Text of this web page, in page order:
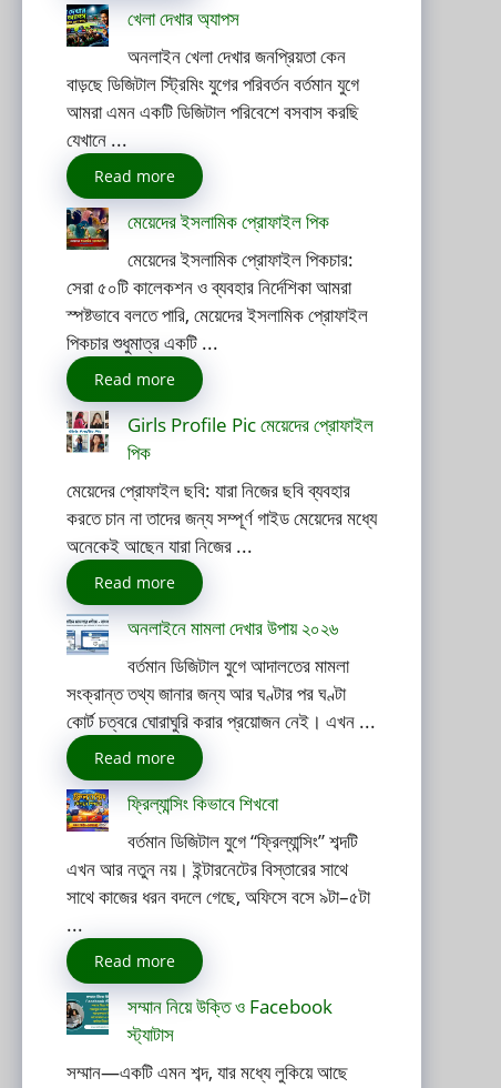
খেলা দেখার অ্যাপস
অনলাইন খেলা দেখার জনপ্রিয়তা কেন
বাড়ছে ডিজিটাল স্ট্রিমিং যুগের পরিবর্তন বর্তমান যুগে
আমরা এমন একটি ডিজিটাল পরিবেশে বসবাস করছি
যেখানে ...
Read more
মেয়েদের ইসলামিক প্রোফাইল পিক
মেয়েদের ইসলামিক প্রোফাইল পিকচার:
সেরা ৫০টি কালেকশন ও ব্যবহার নির্দেশিকা আমরা
স্পষ্টভাবে বলতে পারি, মেয়েদের ইসলামিক প্রোফাইল
পিকচার শুধুমাত্র একটি ...
Read more
Girls Profile Pic মেয়েদের প্রোফাইল
পিক
মেয়েদের প্রোফাইল ছবি: যারা নিজের ছবি ব্যবহার
করতে চান না তাদের জন্য সম্পূর্ণ গাইড মেয়েদের মধ্যে
অনেকেই আছেন যারা নিজের ...
Read more
অনলাইনে মামলা দেখার উপায় ২০২৬
বর্তমান ডিজিটাল যুগে আদালতের মামলা
সংক্রান্ত তথ্য জানার জন্য আর ঘণ্টার পর ঘণ্টা
কোর্ট চত্বরে ঘোরাঘুরি করার প্রয়োজন নেই। এখন ...
Read more
ফ্রিল্যান্সিং কিভাবে শিখবো
বর্তমান ডিজিটাল যুগে “ফ্রিল্যান্সিং” শব্দটি
এখন আর নতুন নয়। ইন্টারনেটের বিস্তারের সাথে
সাথে কাজের ধরন বদলে গেছে, অফিসে বসে ৯টা–৫টা
...
Read more
সম্মান নিয়ে উক্তি ও Facebook
স্ট্যাটাস
সম্মান—একটি এমন শব্দ, যার মধ্যে লুকিয়ে আছে